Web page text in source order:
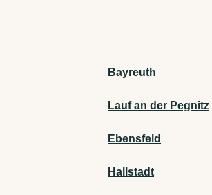
Bayreuth
Lauf an der Pegnitz
Ebensfeld
Hallstadt